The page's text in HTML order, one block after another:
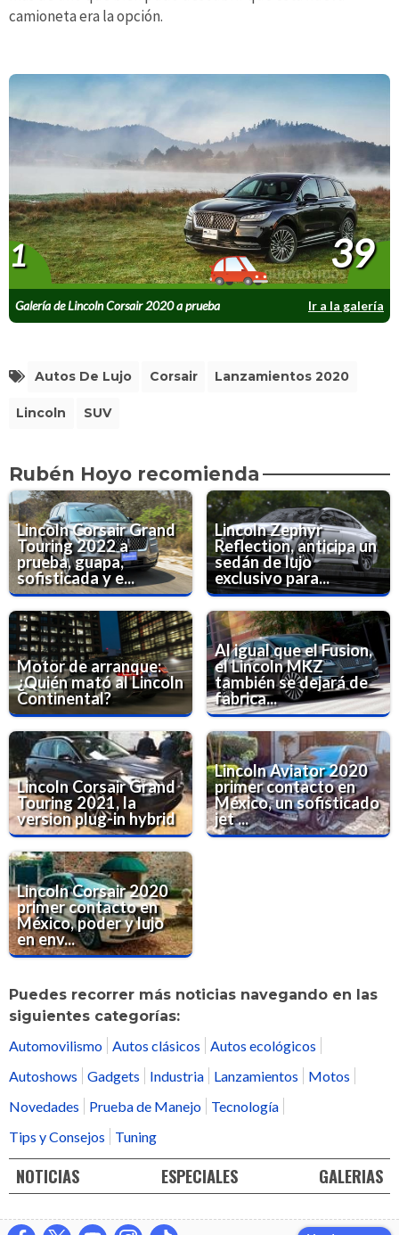
camioneta era la opción.
Galería de Lincoln Corsair 2020 a prueba Ir a la galería
1 39
Autos De Lujo Corsair Lanzamientos 2020
Lincoln SUV
Rubén Hoyo recomienda
Lincoln Corsair Grand
Touring 2022 a
prueba, guapa,
sofisticada y e...
Lincoln Zephyr
Reflection, anticipa un
sedán de lujo
exclusivo para...
Motor de arranque:
¿Quién mató al Lincoln
Continental?
Al igual que el Fusion,
el Lincoln MKZ
también se dejará de
fabrica...
Lincoln Corsair Grand
Touring 2021, la
version plug-in hybrid
Lincoln Aviator 2020
primer contacto en
México, un sofisticado
jet ...
Lincoln Corsair 2020
primer contacto en
México, poder y lujo
en env...
Puedes recorrer más noticias navegando en las
siguientes categorías:
Automovilismo Autos clásicos
Autos ecológicos
Autoshows
Gadgets Industria Lanzamientos
Motos
Novedades
Prueba de Manejo
Tecnología
Tips y Consejos
Tuning
NOTICIAS ESPECIALES GALERIAS